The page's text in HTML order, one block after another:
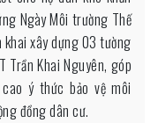
đẹp”Ngày Môi trường Thế
xây dựng 03 tường
Trần Khai Nguyên, góp
ý thức bảo vệ môi
đồng dân cư.